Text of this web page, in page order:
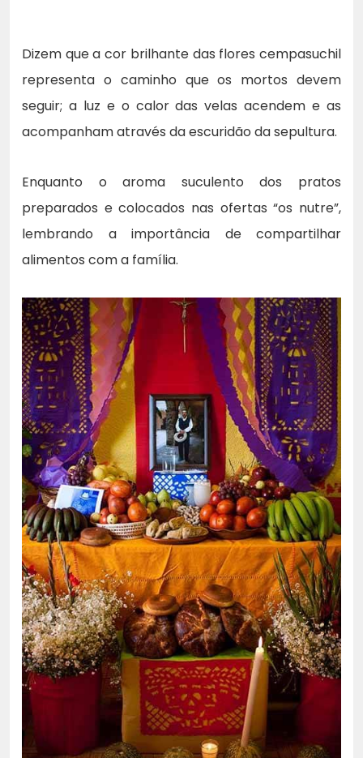
Dizem que a cor brilhante das flores cempasuchil
representa o caminho que os mortos devem
seguir; a luz e o calor das velas acendem e as
acompanham através da escuridão da sepultura.
Enquanto o aroma suculento dos pratos
preparados e colocados nas ofertas “os nutre”,
lembrando a importância de compartilhar
alimentos com a família.